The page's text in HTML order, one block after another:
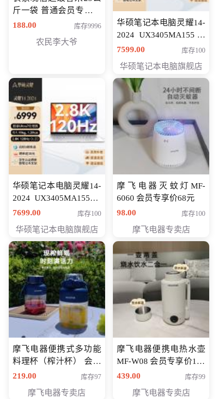
斤一袋 普通会员专享价
格178元
188.00 库存9996
农民李大爷
华硕笔记本电脑灵耀14-
2024 UX3405MA155冰
川银 oled 智慧轻薄本 会
7599.00 库存100
华硕笔记本电脑旗舰店
华硕笔记本电脑灵耀14-
2024 UX3405MA155夜
空蓝 oled 智慧轻薄本 会
7699.00 库存100
华硕笔记本电脑旗舰店
摩飞电器灭蚊灯MF-
6060 会员专享价68元
98.00
库存100
摩飞电器专卖店
摩飞电器便携式多功能
料理杯（榨汁杯） 会员
专享价118元
219.00 库存97
摩飞电器专卖店
摩飞电器便携电热水壶
MF-W08 会员专享价198
元
439.00 库存99
摩飞电器专卖店